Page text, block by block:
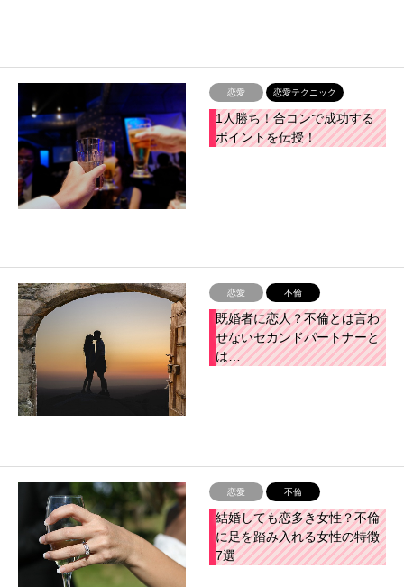
恋愛 恋愛テクニック
1人勝ち！合コンで成功する
ポイントを伝授！
恋愛 不倫
既婚者に恋人？不倫とは言わ
せないセカンドパートナーと
は…
恋愛 不倫
結婚しても恋多き女性？不倫
に足を踏み入れる女性の特徴
7選